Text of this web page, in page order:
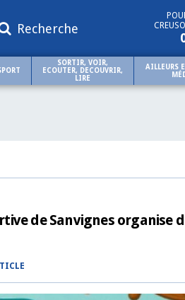
Recherche
SORTIR, VOIR,
ECOUTER, DECOUVRIR,
LIRE
AILLEURS
de Sanvignes